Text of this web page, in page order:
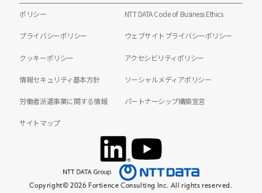
ポリシー NTT DATA Code of Business Ethics
プライバシーポリシー ウェブサイトプライバシーポリシー
クッキーポリシー アクセシビリティポリシー
情報セキュリティ基本方針 ソーシャルメディアポリシー
労働者派遣事業に関する情報 パートナーシップ構築宣言
サイトマップ
Copyright© 2026 Fortience Consulting Inc. All rights reserved.